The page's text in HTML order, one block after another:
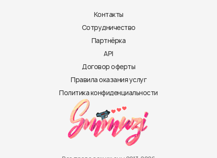
Контакты
Сотрудничество
Партнёрка
API
Договор оферты
Правила оказания услуг
Политика конфиденциальности